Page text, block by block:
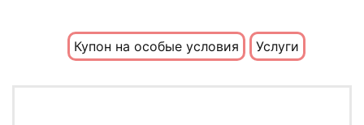
Купон на особые условия Услуги